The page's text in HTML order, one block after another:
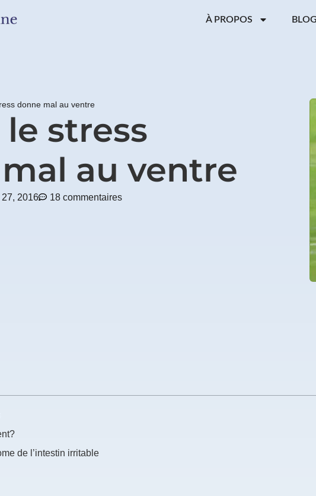
À PROPOS
donne mal au ventre
stress
au ventre
2016 18 commentaires
de l’intestin irritable